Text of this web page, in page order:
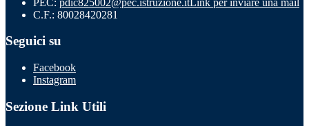
C.F.: 80028420281
Seguici su
Facebook
Instagram
Sezione Link Utili